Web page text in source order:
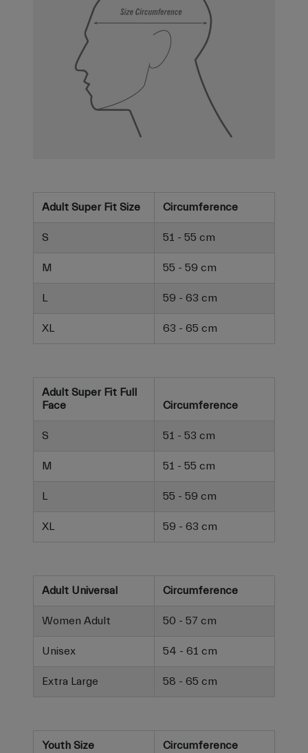
Adult Super Fit Size Circumference
S 51 - 55 cm
M 55 - 59 cm
L 59 - 63 cm
XL 63 - 65 cm
Adult Super Fit Full
Face
Circumference
S 51 - 53 cm
M 51 - 55 cm
L 55 - 59 cm
XL 59 - 63 cm
Adult Universal Circumference
Women Adult 50 - 57 cm
Unisex 54 - 61 cm
Extra Large 58 - 65 cm
Youth Size Circumference